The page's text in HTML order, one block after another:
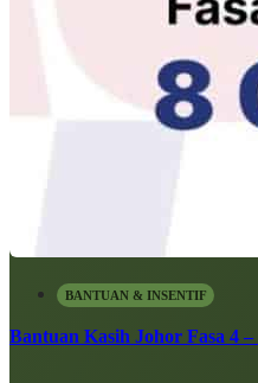
BANTUAN & INSENTIF
Bantuan Kasih Johor Fasa 4